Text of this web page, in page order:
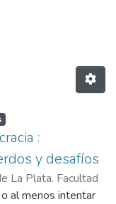
:
y desafíos
La Plata. Facultad
2023-12-
al menos intentar